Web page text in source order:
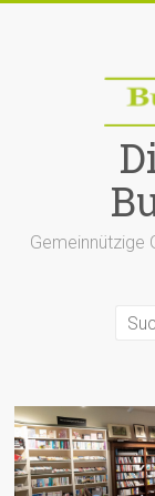
Gemeinnützige